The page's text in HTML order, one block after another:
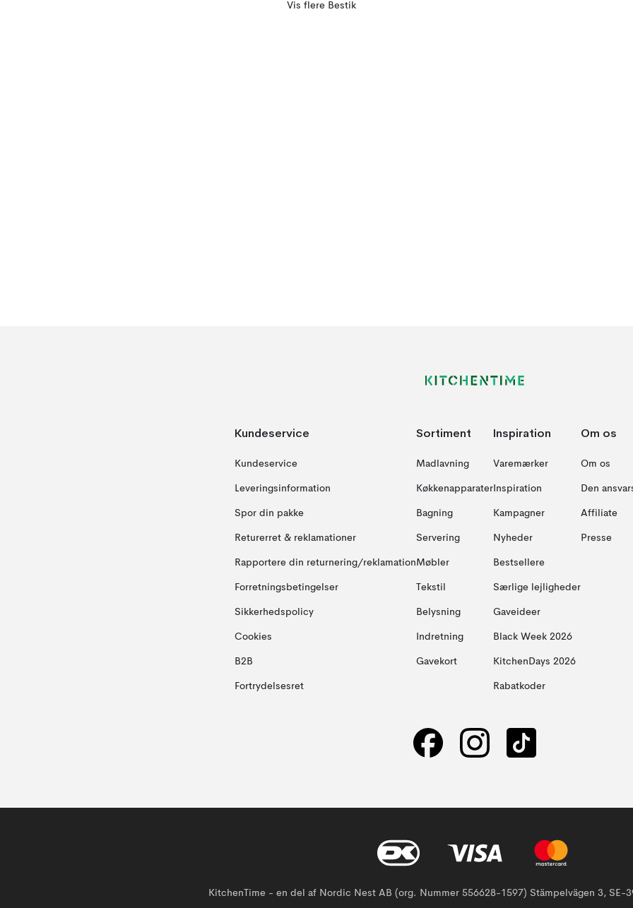
Vis flere Bestik
Kundeservice
Kundeservice
Leveringsinformation
Spor din pakke
Returerret & reklamationer
Rapportere din returnering/reklamation
Forretningsbetingelser
Sikkerhedspolicy
Cookies
B2B
Fortrydelsesret
Sortiment
Madlavning
Køkkenapparater
Bagning
Servering
Møbler
Tekstil
Belysning
Indretning
Gavekort
Inspiration
Varemærker
Inspiration
Kampagner
Nyheder
Bestsellere
Særlige lejligheder
Gaveideer
Black Week 2026
KitchenDays 2026
Rabatkoder
Om os
Om os
Den
Affiliate
Presse
KitchenTime - en del af Nordic Nest AB (org. Nummer 556628-1597) Stämpelvägen 3, SE-